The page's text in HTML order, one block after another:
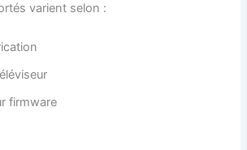
varient selon :
firmware